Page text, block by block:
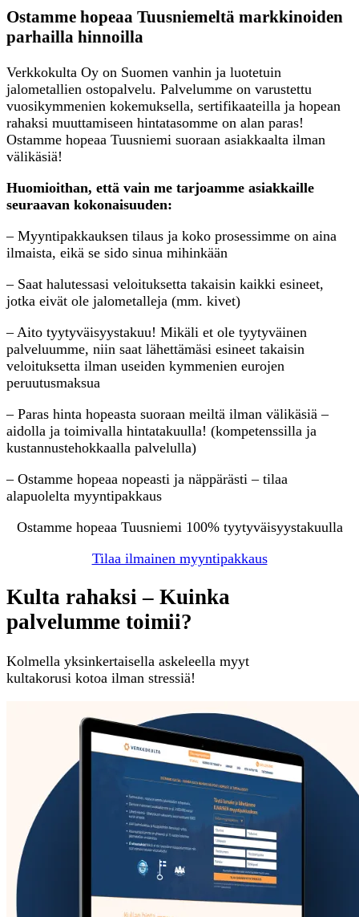
Ostamme hopeaa Tuusniemeltä markkinoiden
parhailla hinnoilla
Verkkokulta Oy on Suomen vanhin ja luotetuin
jalometallien ostopalvelu. Palvelumme on varustettu
vuosikymmenien kokemuksella, sertifikaateilla ja hopean
rahaksi muuttamiseen hintatasomme on alan paras!
Ostamme hopeaa Tuusniemi suoraan asiakkaalta ilman
välikäsiä!
Huomioithan, että vain me tarjoamme asiakkaille
seuraavan kokonaisuuden:
– Myyntipakkauksen tilaus ja koko prosessimme on aina
ilmaista, eikä se sido sinua mihinkään
– Saat halutessasi veloituksetta takaisin kaikki esineet,
jotka eivät ole jalometalleja (mm. kivet)
– Aito tyytyväisyystakuu! Mikäli et ole tyytyväinen
palveluumme, niin saat lähettämäsi esineet takaisin
veloituksetta ilman useiden kymmenien eurojen
peruutusmaksua
– Paras hinta hopeasta suoraan meiltä ilman välikäsiä –
aidolla ja toimivalla hintatakuulla! (kompetenssilla ja
kustannustehokkaalla palvelulla)
– Ostamme hopeaa nopeasti ja näppärästi – tilaa
alapuolelta myyntipakkaus
Ostamme hopeaa Tuusniemi 100% tyytyväisyystakuulla
Tilaa ilmainen myyntipakkaus
Kulta rahaksi – Kuinka
palvelumme toimii?
Kolmella yksinkertaisella askeleella myyt
kultakorusi kotoa ilman stressiä!